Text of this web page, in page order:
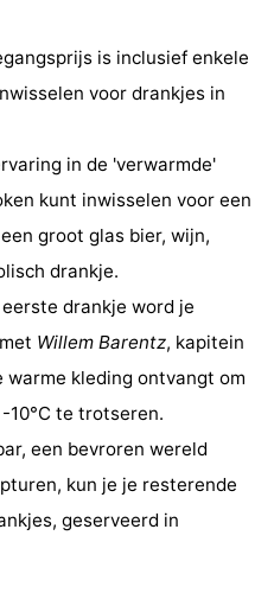
is inclusief enkele
voor drankjes in
in de 'verwarmde'
kunt inwisselen voor een
groot glas bier, wijn,
drankje.
eerste drankje word je
Willem Barentz, kapitein
warme kleding ontvangt om
10°C te trotseren.
een bevroren wereld
kun je je resterende
geserveerd in